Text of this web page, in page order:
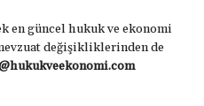
en güncel hukuk ve ekonomi
değişikliklerinden de